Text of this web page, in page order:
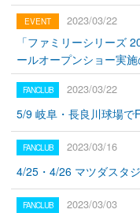
2023/03/22
「ファミリーシリーズ
ールオープンショー実
2023/03/22
5/9 岐阜・長良川球場で
2023/03/16
4/25・4/26 マツダスタ
2023/03/03